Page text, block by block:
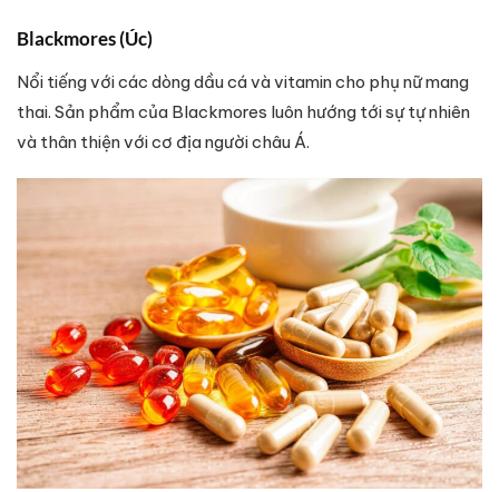
Blackmores (Úc)
Nổi tiếng với các dòng dầu cá và vitamin cho phụ nữ mang
thai. Sản phẩm của Blackmores luôn hướng tới sự tự nhiên
và thân thiện với cơ địa người châu Á.